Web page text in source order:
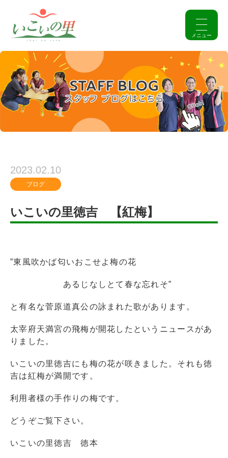
2023.02.10
ブログ
いこいの里徳吉 【紅梅】
”東風吹かば匂いおこせよ梅の花
あるじなしとて春な忘れそ”
と有名な菅原道真公の詠まれた歌があります。
太宰府天満宮の飛梅が開花したというニュースがあ
りました。
いこいの里徳吉にも梅の花が咲きました。それも徳
吉は紅梅が満開です。
利用者様の手作りの梅です。
どうぞご覧下さい。
いこいの里徳吉 徳本